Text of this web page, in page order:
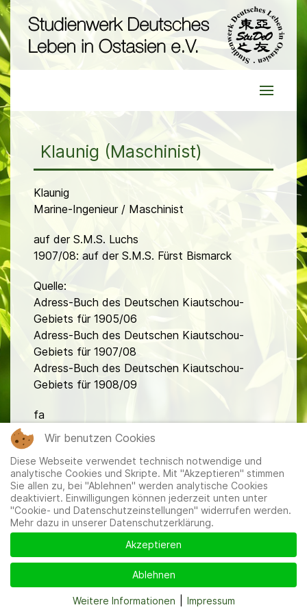
Klaunig (Maschinist)
Klaunig
Marine-Ingenieur / Maschinist
auf der S.M.S. Luchs
1907/08: auf der S.M.S. Fürst Bismarck
Quelle:
Adress-Buch des Deutschen Kiautschou-
Gebiets für 1905/06
Adress-Buch des Deutschen Kiautschou-
Gebiets für 1907/08
Adress-Buch des Deutschen Kiautschou-
Gebiets für 1908/09
fa
Mitglieder | Impressum|Datenschutzerklärung|Cookie-
und Datenschutzeinstellungen
Wir benutzen Cookies
Diese Webseite verwendet technisch notwendige und
analytische Cookies und Skripte. Mit "Akzeptieren" stimmen
Sie allen zu, bei "Ablehnen" werden analytische Cookies
deaktiviert. Einwilligungen können jederzeit unten unter
"Cookie- und Datenschutzeinstellungen" widerrufen werden.
Mehr dazu in unserer Datenschutzerklärung.
Akzeptieren
Ablehnen
Weitere Informationen Impressum